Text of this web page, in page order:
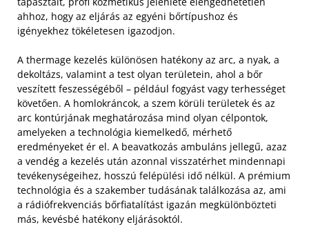
ahhoz, hogy az eljárás az egyéni bőrtípushoz és
igényekhez tökéletesen igazodjon.
A thermage kezelés különösen hatékony az arc, a nyak, a
dekoltázs, valamint a test olyan területein, ahol a bőr
veszített feszességéből – például fogyást vagy terhességet
követően. A homlokráncok, a szem körüli területek és az
arc kontúrjának meghatározása mind olyan célpontok,
amelyeken a technológia kiemelkedő, mérhető
eredményeket ér el. A beavatkozás ambuláns jellegű, azaz
a vendég a kezelés után azonnal visszatérhet mindennapi
tevékenységeihez, hosszú felépülési idő nélkül. A prémium
technológia és a szakember tudásának találkozása az, ami
a rádiófrekvenciás bőrfiatalítást igazán megkülönbözteti
más, kevésbé hatékony eljárásoktól.